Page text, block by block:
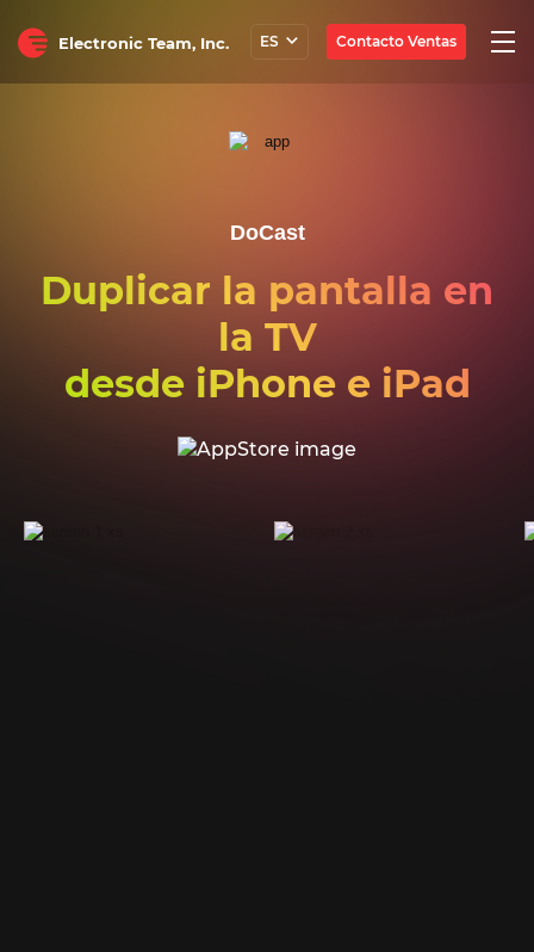
Electronic Team, Inc. ES Contacto Ventas
DoCast
Duplicar la pantalla en
la TV
desde iPhone e iPad